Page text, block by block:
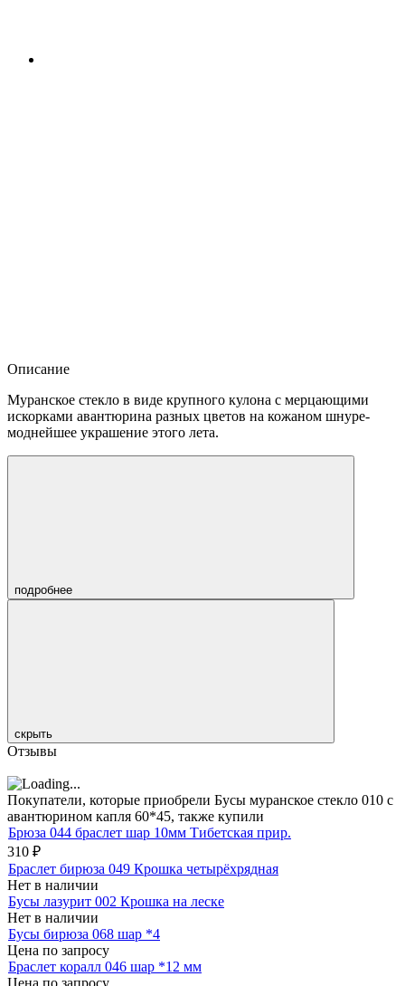
Описание
Муранское стекло в виде крупного кулона с мерцающими
искорками авантюрина разных цветов на кожаном шнуре-
моднейшее украшение этого лета.
подробнее
скрыть
Отзывы
Покупатели, которые приобрели Бусы муранское стекло 010 с
авантюрином капля 60*45, также купили
Брюза 044 браслет шар 10мм Тибетская прир.
310 ₽
Браслет бирюза 049 Крошка четырёхрядная
Нет в наличии
Бусы лазурит 002 Крошка на леске
Нет в наличии
Бусы бирюза 068 шар *4
Цена по запросу
Браслет коралл 046 шар *12 мм
Цена по запросу